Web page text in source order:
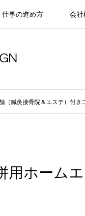
仕事の進め方 会社
（鍼灸接骨院＆エステ）付
用ホーム